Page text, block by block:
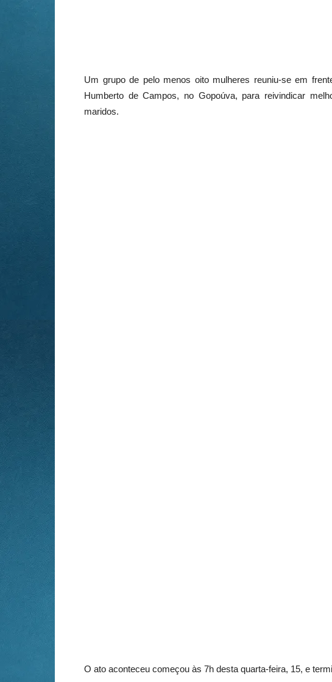
Um grupo de pelo menos oito mulheres reuniu-se em
Humberto de Campos, no Gopoúva, para reivindicar
maridos.
O ato aconteceu começou às 7h desta quarta-feira, 15, e